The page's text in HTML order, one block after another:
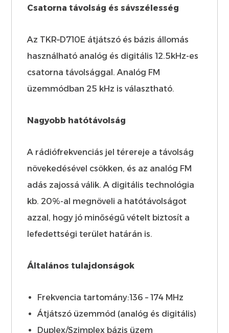
Csatorna távolság és sávszélesség
Az TKR–D710E átjátszó és bázis állomás
használható analóg és digitális 12.5kHz-es
csatorna távolsággal. Analóg FM
üzemmódban 25 kHz is választható.
Nagyobb hatótávolság
A rádiófrekvenciás jel térereje a távolság
növekedésével csökken, és az analóg FM
adás zajossá válik. A digitális technológia
kb. 20%-al megnöveli a hatótávolságot
azzal, hogy jó minőségű vételt biztosít a
lefedettségi terület határán is.
Általános tulajdonságok
Frekvencia tartomány:136 – 174 MHz
Átjátszó üzemmód (analóg és digitális)
Duplex/Szimplex bázis üzem